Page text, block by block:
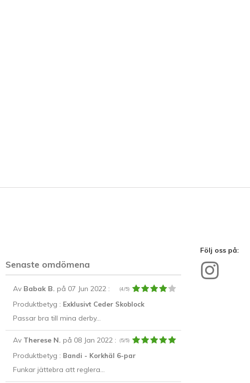
Senaste omdömena
Av Babak B. på 07 Jun 2022 : (4/5)
Produktbetyg : Exklusivt Ceder Skoblock
Passar bra till mina derby...
Av Therese N. på 08 Jan 2022 : (5/5)
Produktbetyg : Bandi - Korkhäl 6-par
Funkar jättebra att reglera...
Följ oss på: